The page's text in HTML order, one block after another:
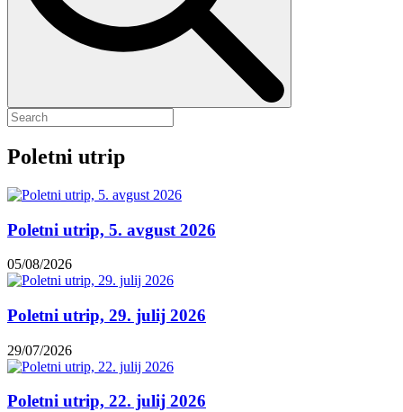
Poletni utrip
Poletni utrip, 5. avgust 2026
05/08/2026
Poletni utrip, 29. julij 2026
29/07/2026
Poletni utrip, 22. julij 2026